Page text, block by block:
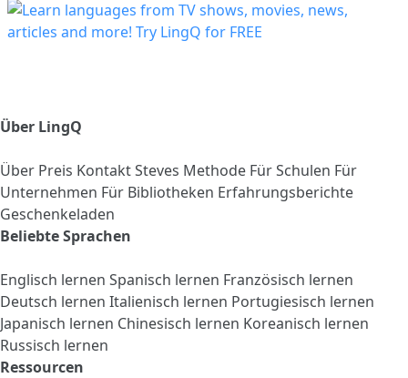
Über LingQ
Über Preis KontaktSteves Methode Für Schulen Für
Unternehmen Für Bibliotheken Erfahrungsberichte
Geschenkeladen
Beliebte Sprachen
Englisch lernen Spanisch lernen Französisch lernen
Deutsch lernen Italienisch lernen Portugiesisch lernen
Japanisch lernen Chinesisch lernen Koreanisch lernen
Russisch lernen
Ressourcen